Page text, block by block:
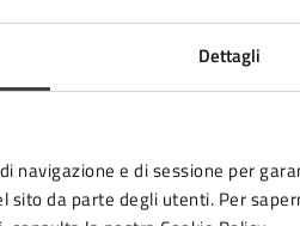
Dettagli
navigazione e di sessione per
sito da parte degli utenti. Per
il necessario supporto
e a quelli che cercano di
alle riunioni di
elementare
curando e realizzando la